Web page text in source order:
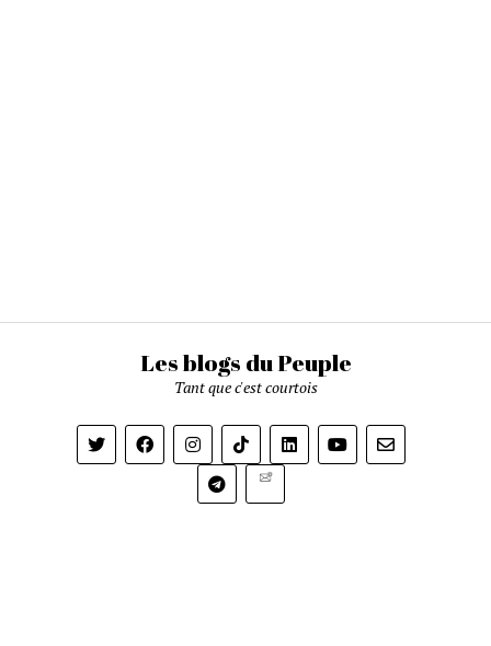
Les blogs du Peuple
Tant que c'est courtois